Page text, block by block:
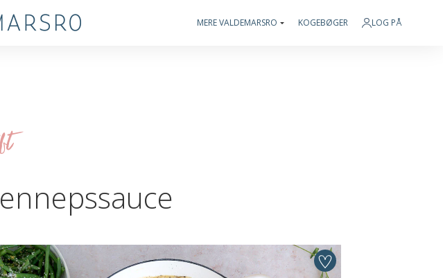
MERE VALDEMARSRO KOGEBØGER LOG PÅ